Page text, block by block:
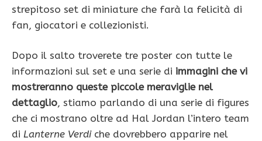
strepitoso set di miniature che farà la felicità di
fan, giocatori e collezionisti.
Dopo il salto troverete tre poster con tutte le
informazioni sul set e una serie di immagini che vi
mostreranno queste piccole meraviglie nel
dettaglio, stiamo parlando di una serie di figures
che ci mostrano oltre ad Hal Jordan l’intero team
di Lanterne Verdiche dovrebbero apparire nel